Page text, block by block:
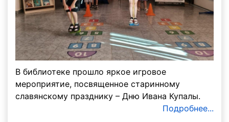
В библиотеке прошло яркое игровое
мероприятие, посвященное старинному
славянскому празднику – Дню Ивана Купалы.
Подробнее...